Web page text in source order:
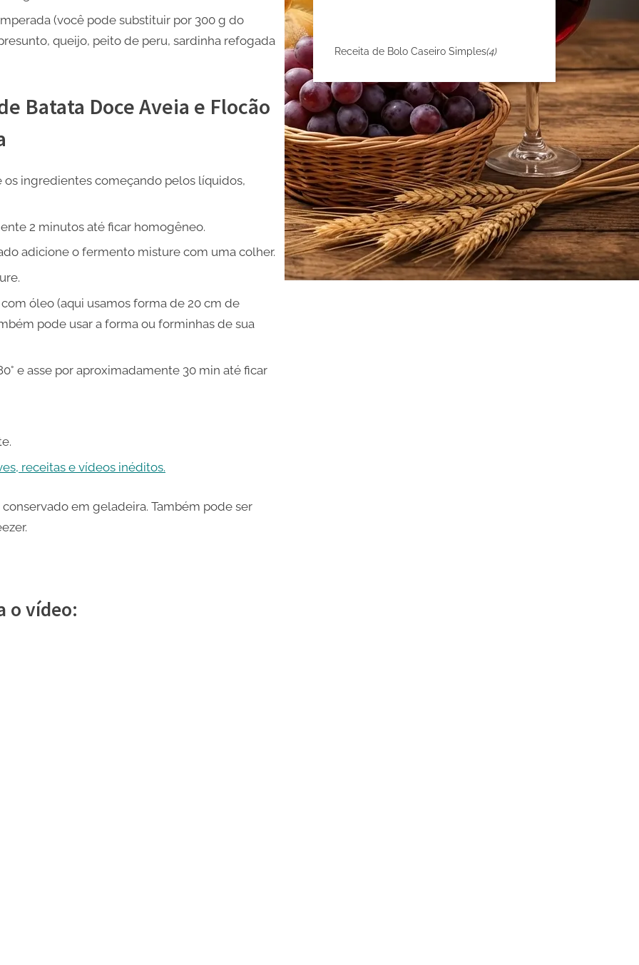
(você pode substituir por 300 g do
queijo, peito de peru, sardinha refogada
Batata Doce Aveia e Flocão
ingredientes começando pelos líquidos,
2 minutos até ficar homogêneo.
adicione o fermento misture com uma colher.
óleo (aqui usamos forma de 20 cm de
pode usar a forma ou forminhas de sua
e asse por aproximadamente 30 min até ficar
receitas e vídeos inéditos.
em geladeira. Também pode ser
o vídeo:
Receita de Bolo Caseiro Simples(4)